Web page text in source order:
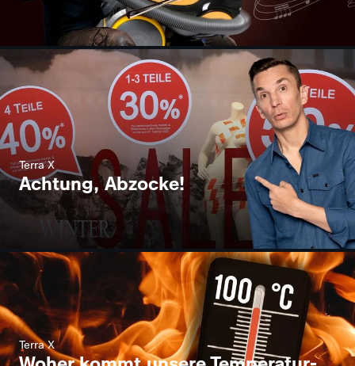
Terra X
Achtung, Abzocke!
Terra X